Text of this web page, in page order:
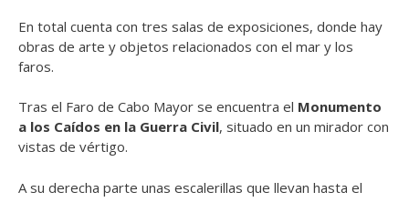
En total cuenta con tres salas de exposiciones, donde hay
obras de arte y objetos relacionados con el mar y los
faros.
Tras el Faro de Cabo Mayor se encuentra el Monumento
a los Caídos en la Guerra Civil, situado en un mirador con
vistas de vértigo.
A su derecha parte unas escalerillas que llevan hasta el